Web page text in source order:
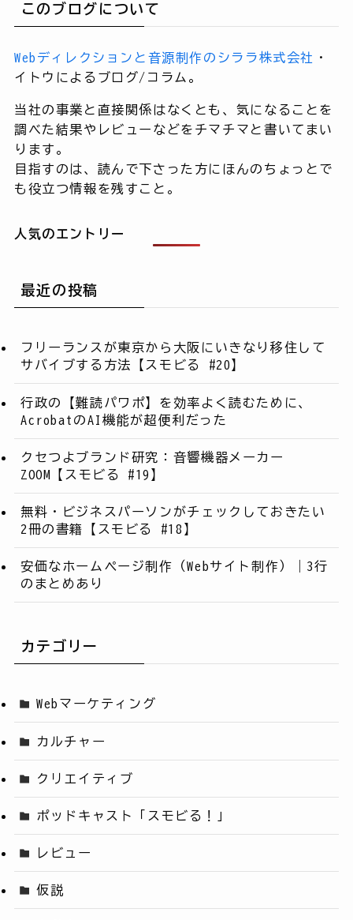
このブログについて
Webディレクションと音源制作のシララ株式会社
・
イトウによるブログ/コラム。
当社の事業と直接関係はなくとも、気になることを
調べた結果やレビューなどをチマチマと書いてまい
ります。
目指すのは、読んで下さった方にほんのちょっとで
も役立つ情報を残すこと。
人気のエントリー
最近の投稿
フリーランスが東京から大阪にいきなり移住して
サバイブする方法【スモビる #20】
行政の【難読パワポ】を効率よく読むために、
AcrobatのAI機能が超便利だった
クセつよブランド研究：音響機器メーカー
ZOOM【スモビる #19】
無料・ビジネスパーソンがチェックしておきたい
2冊の書籍【スモビる #18】
安価なホームページ制作（Webサイト制作）｜3行
のまとめあり
カテゴリー
Webマーケティング
カルチャー
クリエイティブ
ポッドキャスト「スモビる！」
レビュー
仮説